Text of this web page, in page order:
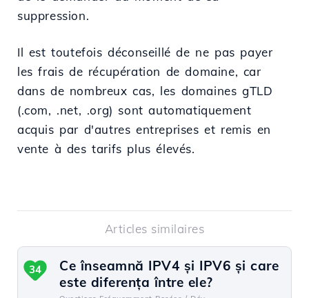
suppression.
Il est toutefois déconseillé de ne pas payer
les frais de récupération de domaine, car
dans de nombreux cas, les domaines gTLD
(.com, .net, .org) sont automatiquement
acquis par d'autres entreprises et remis en
vente à des tarifs plus élevés.
Articles similaires
Ce înseamnă IPV4 și IPV6 și care
este diferența între ele?
34